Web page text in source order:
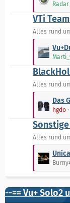
i
t
r
e
t
z
t
e
t
r
e
Radar
VTi
Alles rund
t
z
t
e
i
t
r
e
Alles rund
t
z
t
e
i
t
r
Das
hgdo
Sonstige
Alles rund
t
z
t
--== Vu+ Solo2